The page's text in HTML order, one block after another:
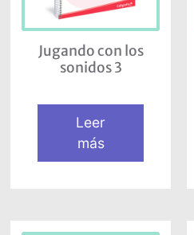
Jugando con los
sonidos 3
Leer
más